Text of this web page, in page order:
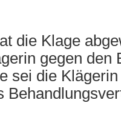
die Klage
gegen den
sei die